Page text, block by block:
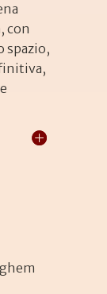
con
spazio,